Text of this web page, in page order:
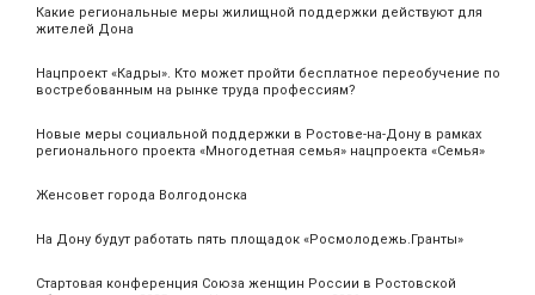
Какие региональные меры жилищной поддержки действуют для
жителей Дона
Нацпроект «Кадры». Кто может пройти бесплатное переобучение по
востребованным на рынке труда профессиям?
Новые меры социальной поддержки в Ростове-на-Дону в рамках
регионального проекта «Многодетная семья» нацпроекта «Семья»
Женсовет города Волгодонска
На Дону будут работать пять площадок «Росмолодежь.Гранты»
Стартовая конференция Союза женщин России в Ростовской